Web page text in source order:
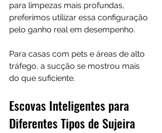
para limpezas mais profundas,
preferimos utilizar essa configuração
pelo ganho real em desempenho.
Para casas com pets e áreas de alto
tráfego, a sucção se mostrou mais
do que suficiente.
Escovas Inteligentes para
Diferentes Tipos de Sujeira